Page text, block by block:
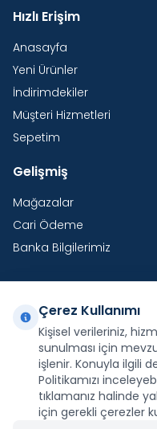
Hızlı Erişim
Anasayfa
Yeni Ürünler
İndirimdekiler
Müşteri Hizmetleri
Sepetim
Gelişmiş
Mağazalar
Cari Ödeme
Banka Bilgilerimiz
Yurtdışı Kargo
Şirketimiz E-Fatura ve E-
kapsamındadır.
Çerez Kullanımı
Kişisel verileriniz,
sunulması için
işlenir. Konuyla ilgili
Politikamızı
tıklamanız halinde
için gerekli çerezler